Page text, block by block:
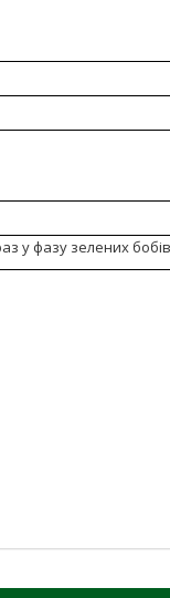
у фазу зелених бобів